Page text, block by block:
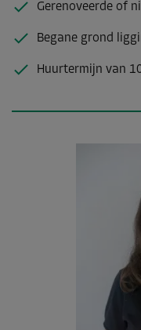
Gerenoveerde of
Begane grond
Huurtermijn van